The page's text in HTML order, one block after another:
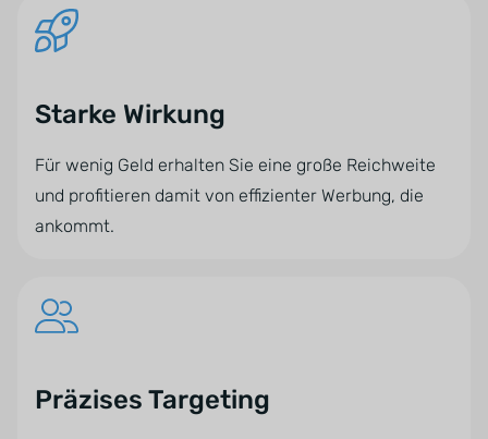
Starke Wirkung
Für wenig Geld erhalten Sie eine große Reichweite
und profitieren damit von effizienter Werbung, die
ankommt.
Präzises Targeting